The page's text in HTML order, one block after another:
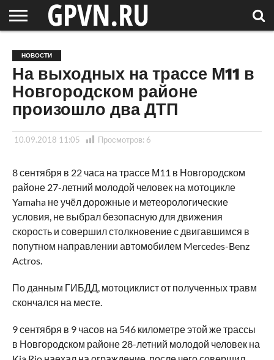
ОБЛАСТЬ
НОВОСТИ
СОСЕДЕЙ
РОССИЯ
/ МИР
СПЕЦПРОЕКТЫ
БЛОГ
СТАТЬИ
ФОТОРЕПОРТАЖИ
ИНТЕРВЬЮ
ОБЪЕКТЫ
ПОДБОРКИ
НОВОСТИ
На выходных на трассе М11 в
Новгородском районе
произошло два ДТП
10.09.2018 11:05 Просмотров: 6
8 сентября в 22 часа на трассе М11 в Новгородском
районе 27-летний молодой человек на мотоцикле
Yamaha не учёл дорожные и метеорологические
условия, не выбрал безопасную для движения
скорость и совершил столкновение с двигавшимся в
попутном направлении автомобилем Mercedes-Benz
Actros.
По данным ГИБДД, мотоциклист от полученных травм
скончался на месте.
9 сентября в 9 часов на 546 километре этой же трассы
в Новгородском районе 28-летний молодой человек на